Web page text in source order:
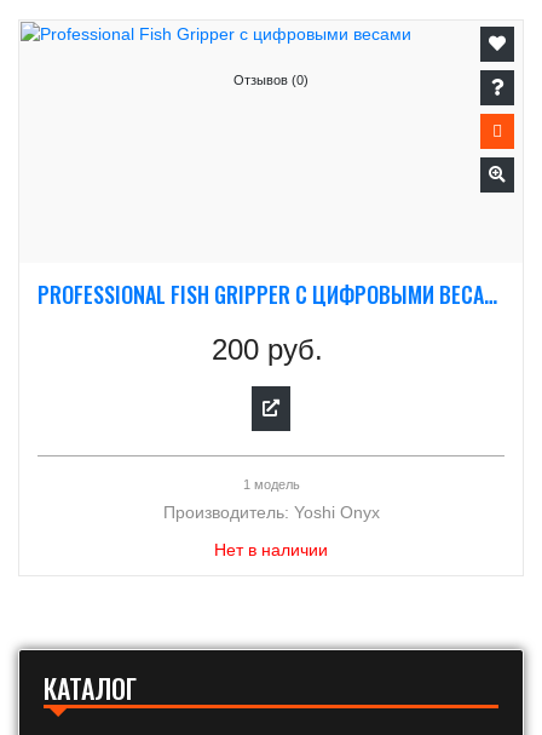
Отзывов (0)
PROFESSIONAL FISH GRIPPER С ЦИФРОВЫМИ ВЕСАМИ
200 руб.
1 модель
Производитель: Yoshi Onyx
Нет в наличии
КАТАЛОГ